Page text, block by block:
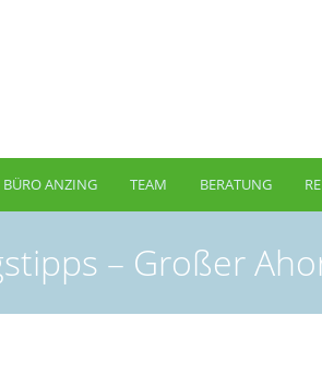
BÜRO ANZING TEAM BERATUNG
– Großer